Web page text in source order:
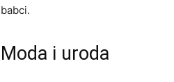
babci.
Moda i uroda